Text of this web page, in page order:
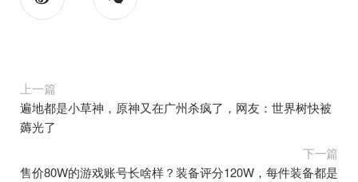
上一篇
遍地都是小草神，原神又在广州杀疯了，网友：世界树快被
薅光了
下一篇
售价80W的游戏账号长啥样？装备评分120W，每件装备都是